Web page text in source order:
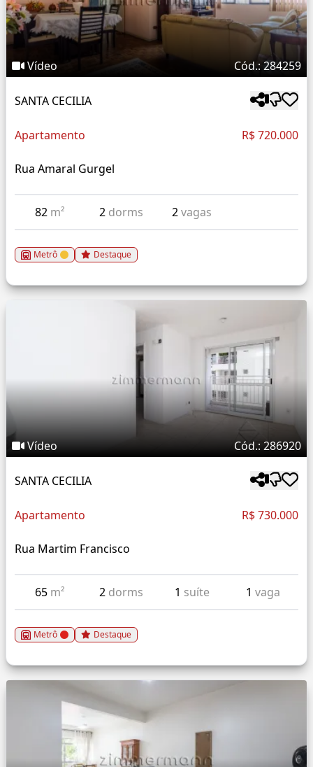
Vídeo Cód.: 284259
SANTA CECILIA
Apartamento R$ 720.000
Rua Amaral Gurgel
82 m² 2 dorms 2vagas
Metrô Destaque
Vídeo Cód.: 286920
SANTA CECILIA
Apartamento R$ 730.000
Rua Martim Francisco
65 m² 2 dorms 1 suíte 1 vaga
Metrô Destaque